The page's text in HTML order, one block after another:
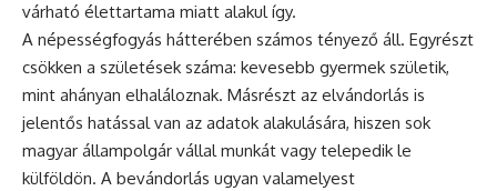
várható élettartama miatt alakul így.
A népességfogyás hátterében számos tényező áll. Egyrészt
csökken a születések száma: kevesebb gyermek születik,
mint ahányan elhaláloznak. Másrészt az elvándorlás is
jelentős hatással van az adatok alakulására, hiszen sok
magyar állampolgár vállal munkát vagy telepedik le
külföldön. A bevándorlás ugyan valamelyest